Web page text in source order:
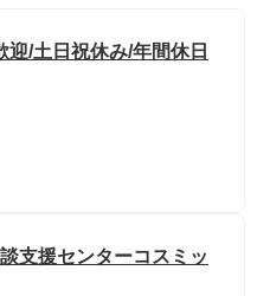
/土日祝休み/年間休日
支援センターコスミッ